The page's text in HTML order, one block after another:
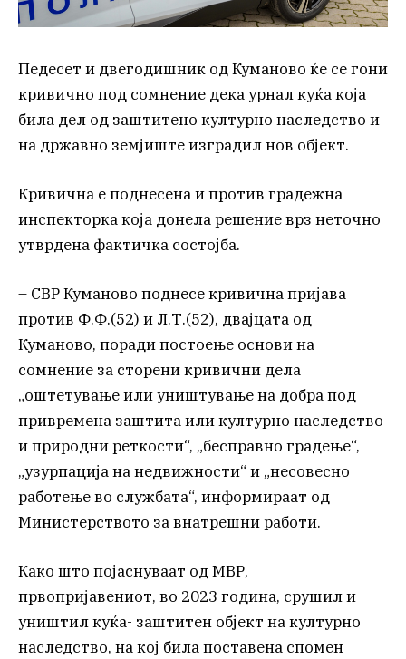
Педесет и двегодишник од Куманово ќе се гони
кривично под сомнение дека урнал куќа која
била дел од заштитено културно наследство и
на државно земјиште изградил нов објект.
Кривична е поднесена и против градежна
инспекторка која донела решение врз неточно
утврдена фактичка состојба.
– СВР Куманово поднесе кривична пријава
против Ф.Ф.(52) и Л.Т.(52), двајцата од
Куманово, поради постоење основи на
сомнение за сторени кривични дела
„оштетување или уништување на добра под
привремена заштита или културно наследство
и природни реткости“, „бесправно градење“,
„узурпација на недвижности“ и „несовесно
работење во службата“, информираат од
Министерството за внатрешни работи.
Како што појаснуваат од МВР,
првопријавениот, во 2023 година, срушил и
уништил куќа- заштитен објект на културно
наследство, на кој била поставена спомен